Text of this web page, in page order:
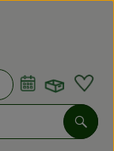
oder